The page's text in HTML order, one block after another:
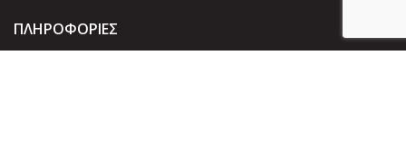
ΠΛΗΡΟΦΟΡΙΕΣ